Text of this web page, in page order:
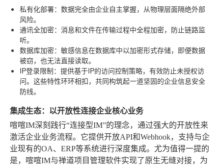
私有化部署：数据完全由企业自主掌握，从物理层面隔绝外部
风险。
通讯全加密：消息和文件在传输过程中全程加密，防止链路监
听。
数据库加密：敏感信息在数据库中以加密形式存储，即便数据
被窃，也无法直接读取。
IP登录限制：提供基于IP的访问控制策略，有效防止未授权访
问。这些特性环环相扣，共同构筑起一道坚固的企业信息安全
防线。
集成生态：以开放性连接企业核心业务
喧喧IM深刻践行“连接型IM”的理念，通过强大的开放性来
激活企业业务流程。它提供开放API和Webhook，支持与企
业现有的OA、ERP等系统进行深度集成。尤为值得一提的
是，喧喧IM与禅道项目管理软件实现了原生无缝对接，为